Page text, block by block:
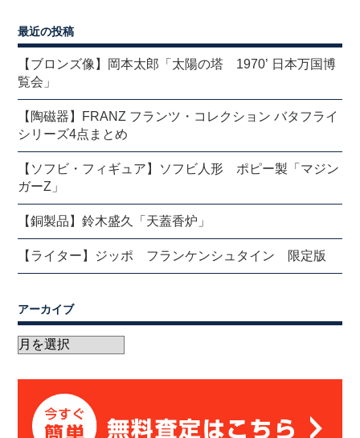
最近の投稿
【ブロンズ像】岡本太郎「太陽の塔 1970’ 日本万国博
覧会」
【陶磁器】FRANZ フランツ・コレクション バタフライ
シリーズ4点まとめ
【ソフビ・フィギュア】ソフビ人形 ポピー製「マジン
ガーZ」
【銅製品】鈴木盛久「天蓋香炉」
【ライター】ジッポ フランケンシュタイン 限定版
アーカイブ